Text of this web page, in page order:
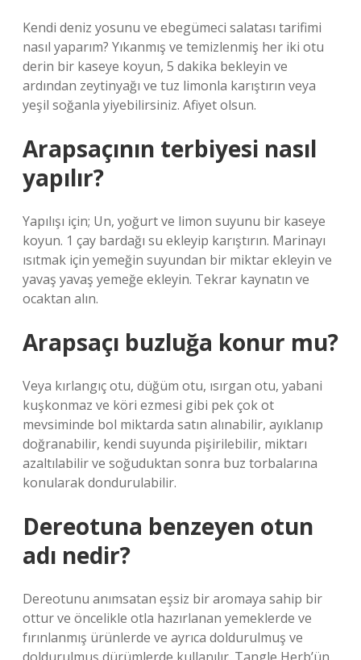
Kendi deniz yosunu ve ebegümeci salatası tarifimi
nasıl yaparım? Yıkanmış ve temizlenmiş her iki otu
derin bir kaseye koyun, 5 dakika bekleyin ve
ardından zeytinyağı ve tuz limonla karıştırın veya
yeşil soğanla yiyebilirsiniz. Afiyet olsun.
Arapsaçının terbiyesi nasıl
yapılır?
Yapılışı için; Un, yoğurt ve limon suyunu bir kaseye
koyun. 1 çay bardağı su ekleyip karıştırın. Marinayı
ısıtmak için yemeğin suyundan bir miktar ekleyin ve
yavaş yavaş yemeğe ekleyin. Tekrar kaynatın ve
ocaktan alın.
Arapsaçı buzluğa konur mu?
Veya kırlangıç ​​otu, düğüm otu, ısırgan otu, yabani
kuşkonmaz ve köri ezmesi gibi pek çok ot
mevsiminde bol miktarda satın alınabilir, ayıklanıp
doğranabilir, kendi suyunda pişirilebilir, miktarı
azaltılabilir ve soğuduktan sonra buz torbalarına
konularak dondurulabilir.
Dereotuna benzeyen otun
adı nedir?
Dereotunu anımsatan eşsiz bir aromaya sahip bir
ottur ve öncelikle otla hazırlanan yemeklerde ve
fırınlanmış ürünlerde ve ayrıca doldurulmuş ve